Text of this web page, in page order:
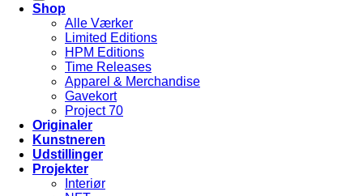
Shop
Alle Værker
Limited Editions
HPM Editions
Time Releases
Apparel & Merchandise
Gavekort
Project 70
Originaler
Kunstneren
Udstillinger
Projekter
Interiør